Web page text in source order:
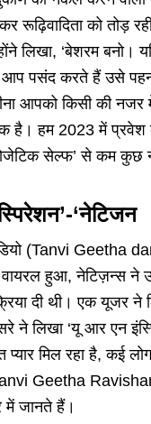
रूढ़िवादिता को तोड़
लिखा, ‘बेशरम बनो।
पसंद करते हैं उसे
आपको किसी की नजर
है। हम 2023 में प्रवेश
सेल्फ’ से कम कुछ
‘नेटिजन
(Tanvi Geetha
हुआ, नेटिज़न्स ने
दी थी। एक यूजर ने
ने लिखा ‘यू आर एन
प्यार मिल रहा है, कई
Geetha
में जानते हैं।